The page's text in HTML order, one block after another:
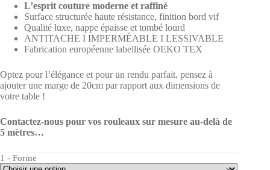
L’esprit couture moderne et raffiné
Surface structurée haute résistance, finition bord vif
Qualité luxe, nappe épaisse et tombé lourd
ANTITACHE I IMPERMÉABLE I LESSIVABLE
Fabrication européenne labellisée OEKO TEX
Optez pour l’élégance et pour un rendu parfait, pensez à
ajouter une marge de 20cm par rapport aux dimensions de
votre table !
Contactez-nous pour vos rouleaux sur mesure au-delà de
5 mètres…
1 - Forme